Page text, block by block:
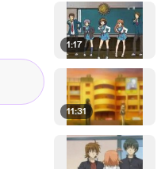
1:17
11:31